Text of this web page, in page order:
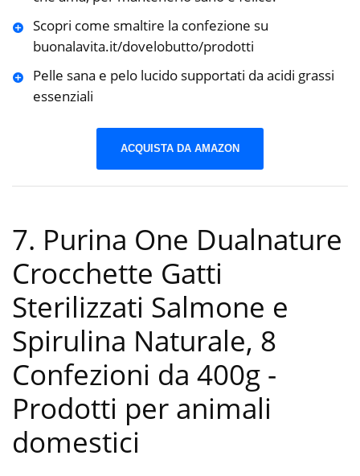
Scopri come smaltire la confezione su
buonalavita.it/dovelobutto/prodotti
Pelle sana e pelo lucido supportati da acidi grassi
essenziali
ACQUISTA DA AMAZON
7. Purina One Dualnature
Crocchette Gatti
Sterilizzati Salmone e
Spirulina Naturale, 8
Confezioni da 400g -
Prodotti per animali
domestici